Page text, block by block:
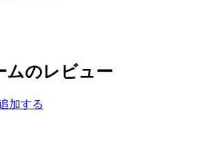
ムのレビュー
加する